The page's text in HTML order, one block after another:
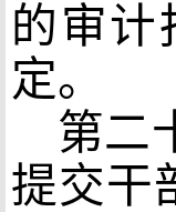
的审计
定。
第二
提交干